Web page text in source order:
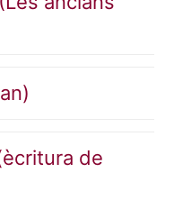
de